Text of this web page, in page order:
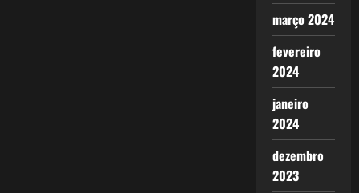
março 2024
fevereiro
2024
janeiro
2024
dezembro
2023